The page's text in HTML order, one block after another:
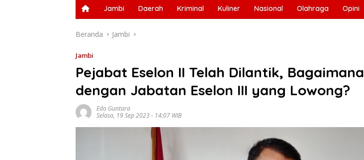
Jambi Daerah Kriminal Kuliner Nasional Olahraga Opini
Beranda Jambi
Jambi
Pejabat Eselon II Telah Dilantik, Bagaimana
dengan Jabatan Eselon III yang Lowong?
Edo Guntara
Selasa, 19 Sep 2023 - 14:07 WIB